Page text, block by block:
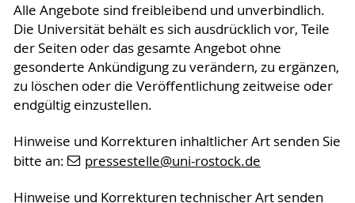
Alle Angebote sind freibleibend und unverbindlich.
Die Universität behält es sich ausdrücklich vor, Teile
der Seiten oder das gesamte Angebot ohne
gesonderte Ankündigung zu verändern, zu ergänzen,
zu löschen oder die Veröffentlichung zeitweise oder
endgültig einzustellen.
Hinweise und Korrekturen inhaltlicher Art senden Sie
bitte an:
pressestelle@uni-rostock.de
Hinweise und Korrekturen technischer Art senden